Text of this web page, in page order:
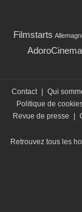
Filmstarts
AdoroCinema
Contact Qui
Politique de
Revue de presse
Retrouvez tous les